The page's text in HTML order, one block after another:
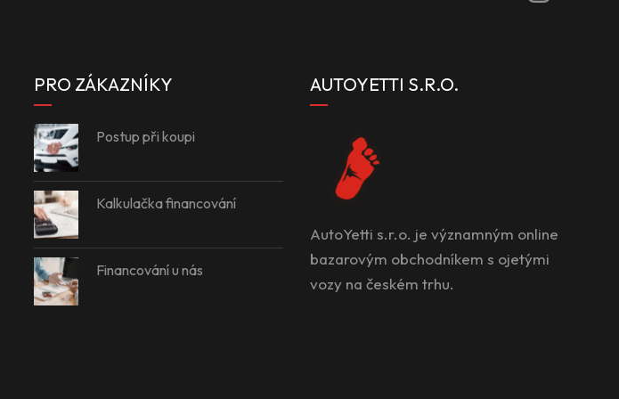
PRO ZÁKAZNÍKY
Postup při koupi
Kalkulačka financování
Financování u nás
AUTOYETTI S.R.O.
AutoYetti s.r.o. je významným online
bazarovým obchodníkem s ojetými
vozy na českém trhu.